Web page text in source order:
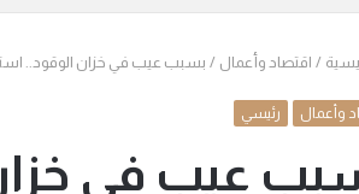
/ اقتصاد وأعمال / بسبب عيب في خزان الوقود..
وأعمال رئيسي
عيب في